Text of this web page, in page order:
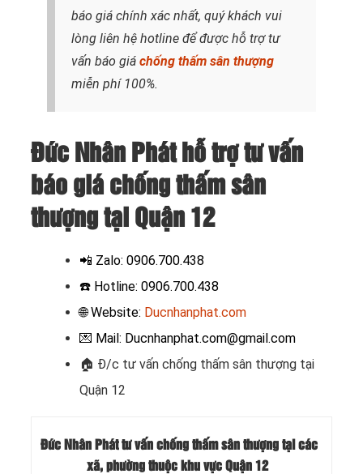
báo giá chính xác nhất, quý khách vui
lòng liên hệ hotline để được hỗ trợ tư
vấn báo giá chống thấm sân thượng
miễn phí 100%.
Đức Nhân Phát hỗ trợ tư vấn
báo giá chống thấm sân
thượng tại Quận 12
📲 Zalo: 0906.700.438
☎️ Hotline: 0906.700.438
🌐 Website: Ducnhanphat.com
💌 Mail: Ducnhanphat.com@gmail.com
🏠 Đ/c tư vấn chống thấm sân thượng tại
Quận 12
Đức Nhân Phát tư vấn chống thấm sân thượng tại các
xã, phường thuộc khu vực Quận 12